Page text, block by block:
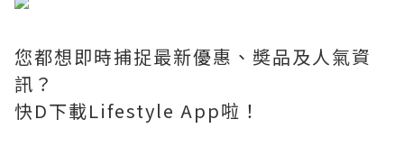
您都想即時捕捉最新優惠、奬品及人氣資
訊？
快D下載Lifestyle App啦！